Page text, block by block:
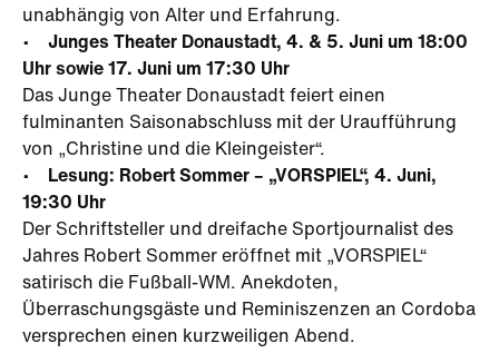
unabhängig von Alter und Erfahrung.
• Junges Theater Donaustadt, 4. & 5. Juni um 18:00
Uhr sowie 17. Juni um 17:30 Uhr
Das Junge Theater Donaustadt feiert einen
fulminanten Saisonabschluss mit der Uraufführung
von „Christine und die Kleingeister“.
• Lesung: Robert Sommer – „VORSPIEL“, 4. Juni,
19:30 Uhr
Der Schriftsteller und dreifache Sportjournalist des
Jahres Robert Sommer eröffnet mit „VORSPIEL“
satirisch die Fußball-WM. Anekdoten,
Überraschungsgäste und Reminiszenzen an Cordoba
versprechen einen kurzweiligen Abend.